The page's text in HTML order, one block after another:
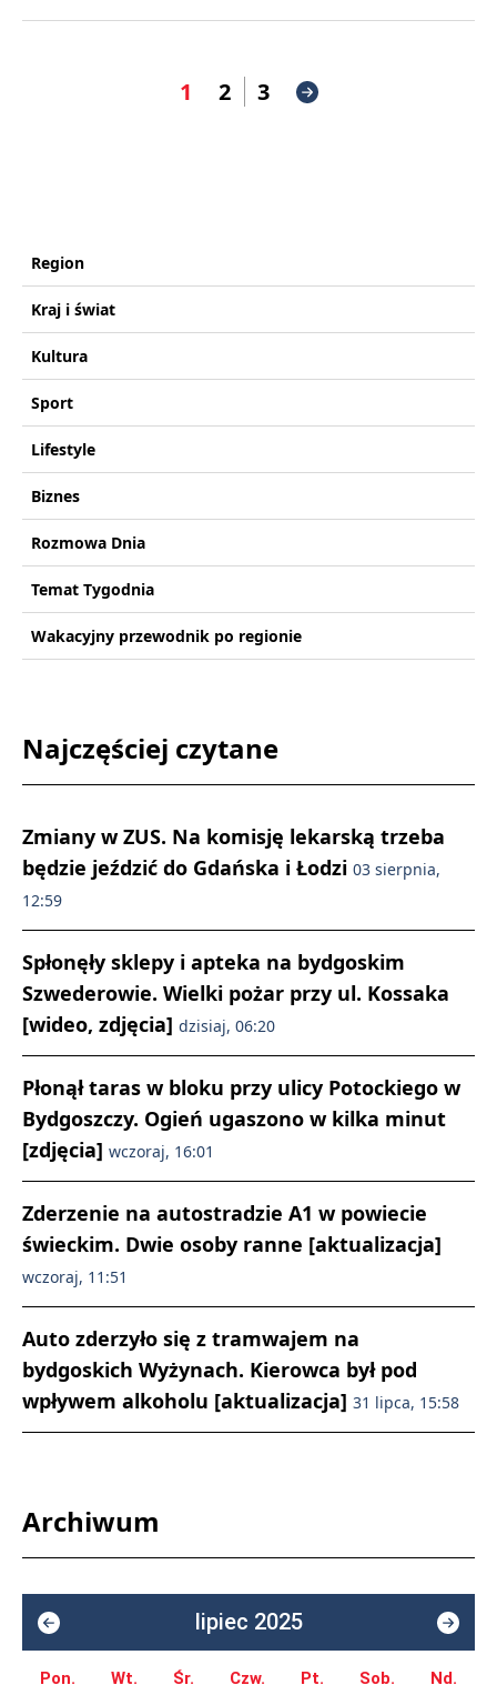
1 2 3
Region
Kraj i świat
Kultura
Sport
Lifestyle
Biznes
Rozmowa Dnia
Temat Tygodnia
Wakacyjny przewodnik po regionie
Najczęściej czytane
Zmiany w ZUS. Na komisję lekarską trzeba
będzie jeździć do Gdańska i Łodzi 03 sierpnia,
12:59
Spłonęły sklepy i apteka na bydgoskim
Szwederowie. Wielki pożar przy ul. Kossaka
[wideo, zdjęcia] dzisiaj, 06:20
Płonął taras w bloku przy ulicy Potockiego w
Bydgoszczy. Ogień ugaszono w kilka minut
[zdjęcia] wczoraj, 16:01
Zderzenie na autostradzie A1 w powiecie
świeckim. Dwie osoby ranne [aktualizacja]
wczoraj, 11:51
Auto zderzyło się z tramwajem na
bydgoskich Wyżynach. Kierowca był pod
wpływem alkoholu [aktualizacja] 31 lipca, 15:58
Archiwum
lipiec 2025
Pon. Wt. Śr. Czw. Pt. Sob. Nd.